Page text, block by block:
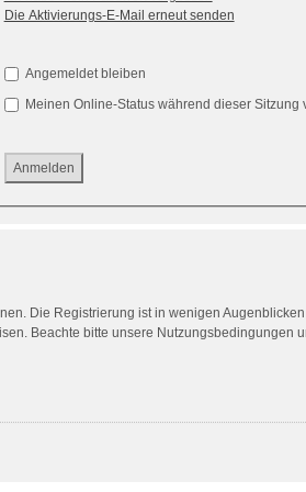
Die Aktivierungs-E-Mail erneut senden
Angemeldet bleiben
Meinen Online-Status während dieser Sitzung
Die Registrierung ist in wenigen
Beachte bitte unsere